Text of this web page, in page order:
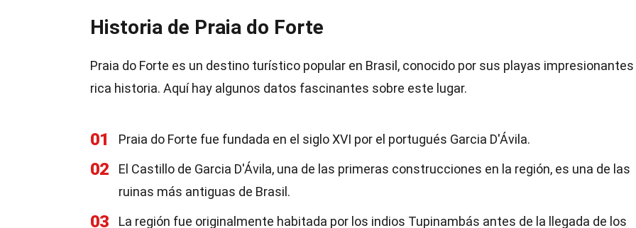
Historia de Praia do Forte
Praia do Forte es un destino turístico popular en Brasil, conocido por sus playas
rica historia. Aquí hay algunos datos fascinantes sobre este lugar.
01 Praia do Forte fue fundada en el siglo XVI por el portugués Garcia D'Ávila.
02
El Castillo de Garcia D'Ávila, una de las primeras construcciones en la región, es una de las
ruinas más antiguas de Brasil.
03
La región fue originalmente habitada por los indios Tupinambás antes de la llegada de los